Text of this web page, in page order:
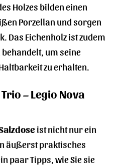
Holzes bilden einen
Porzellan und sorgen
Das Eichenholz ist zudem
um seine
zu erhalten.
– Legio Nova
ist nicht nur ein
äußerst praktisches
paar Tipps, wie Sie sie